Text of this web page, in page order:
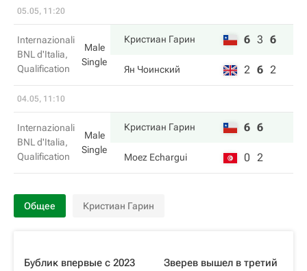
05.05, 11:20
Internazionali
BNL d'Italia,
Qualification
Male
Single
Кристиан Гарин 6 3 6
Ян Чоинский 2 6 2
04.05, 11:10
Internazionali
BNL d'Italia,
Qualification
Male
Single
Кристиан Гарин 6 6
Moez Echargui 0 2
Общее Кристиан Гарин
Бублик впервые с 2023
Зверев вышел в третий